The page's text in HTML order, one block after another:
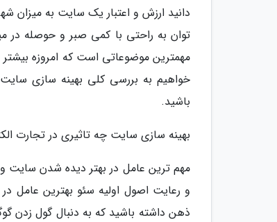
دانید ارزش و اعتبار یک سایت به میزان
توان به راحتی با کمی صبر و حوصله
مهمترین موضوعاتی است که امروزه
خواهیم به بررسی کلی بهینه سازی
باشید.
بهینه سازی سایت چه تاثیری در تجارت
مهم ترین عامل در بهتر دیده شدن سایت
و رعایت اصول اولیه سئو بهترین عامل
ذهن داشته باشید که به دنبال گول زدن